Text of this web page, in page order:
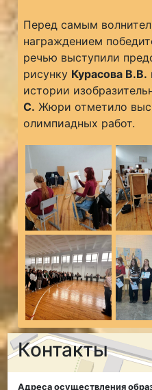
Перед самым
награждением
речью выступили
рисунку Курасова В.В.
истории
С. Жюри отметило
олимпиадных работ.
Контакты
Адреса осуществления